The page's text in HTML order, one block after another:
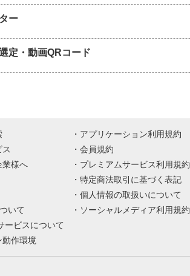
ー
定・動画QRコード
業様へ
いて
ービスについて
動作環境
アプリケーション利用規約
会員規約
プレミアムサービス利用規約
特定商法取引に基づく表記
個人情報の取扱いについて
ソーシャルメディア利用規約